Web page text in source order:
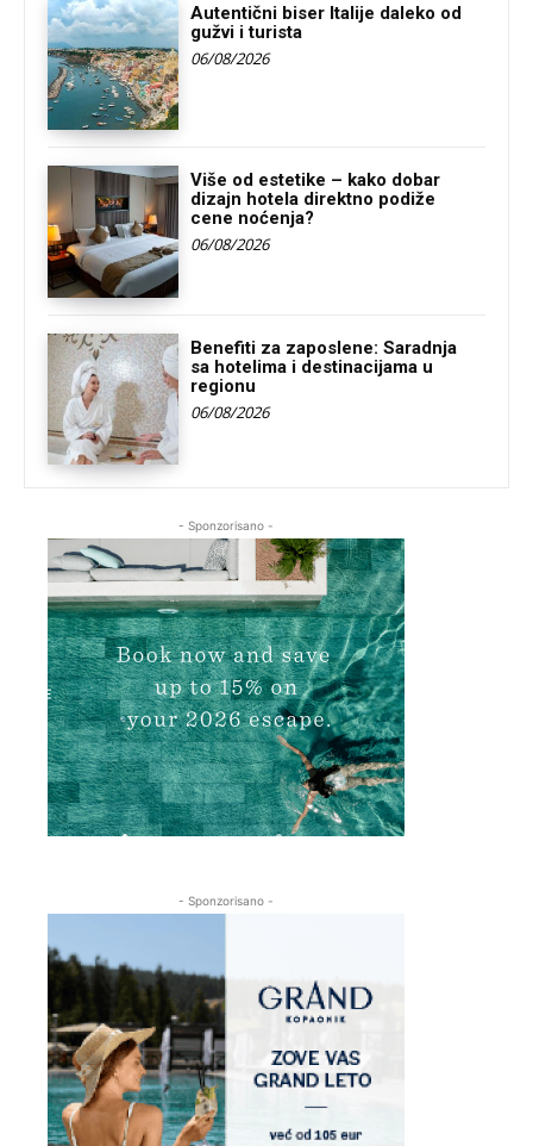
Autentični biser Italije daleko od
gužvi i turista
06/08/2026
Više od estetike – kako dobar
dizajn hotela direktno podiže
cene noćenja?
06/08/2026
Benefiti za zaposlene: Saradnja
sa hotelima i destinacijama u
regionu
06/08/2026
- Sponzorisano -
- Sponzorisano -